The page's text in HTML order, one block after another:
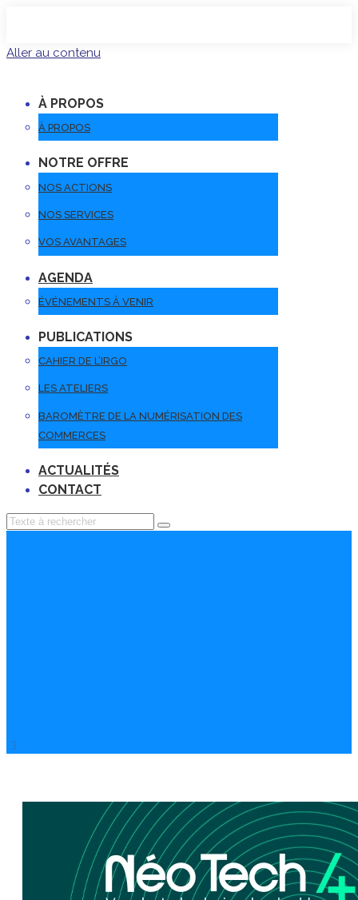
Aller au contenu
À PROPOS
À PROPOS
NOTRE OFFRE
NOS ACTIONS
NOS SERVICES
VOS AVANTAGES
AGENDA
ÉVÉNEMENTS À VENIR
PUBLICATIONS
CAHIER DE L’IRGO
LES ATELIERS
BAROMÈTRE DE LA NUMÉRISATION DES
COMMERCES
ACTUALITÉS
CONTACT